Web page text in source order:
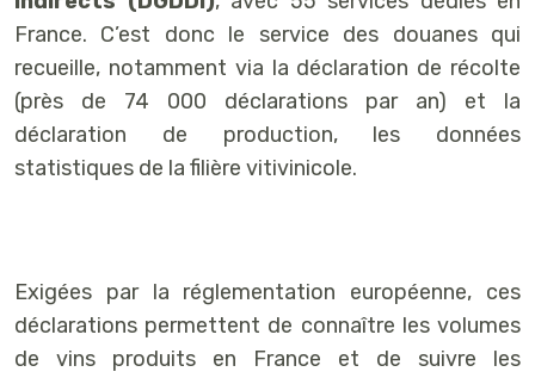
France. C’est donc le service des douanes qui
recueille, notamment via la déclaration de récolte
(près de 74 000 déclarations par an) et la
déclaration de production, les données
statistiques de la filière vitivinicole.
Exigées par la réglementation européenne, ces
déclarations permettent de connaître les volumes
de vins produits en France et de suivre les